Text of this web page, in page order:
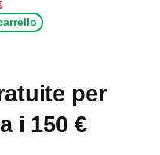
per
i 150 €